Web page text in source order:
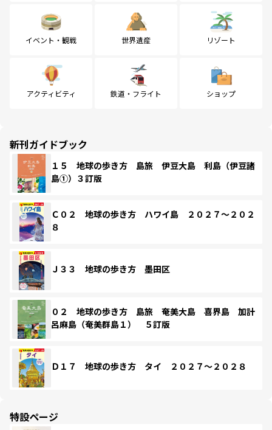
イベント・観戦 世界遺産 リゾート
アクティビティ 鉄道・フライト ショップ
新刊ガイドブック
１５ 地球の歩き方 島旅 伊豆大島 利島（伊豆諸
島①）３訂版
Ｃ０２ 地球の歩き方 ハワイ島 ２０２７～２０２
８
Ｊ３３ 地球の歩き方 墨田区
０２ 地球の歩き方 島旅 奄美大島 喜界島 加計
呂麻島（奄美群島１） ５訂版
Ｄ１７ 地球の歩き方 タイ ２０２７～２０２８
特設ページ